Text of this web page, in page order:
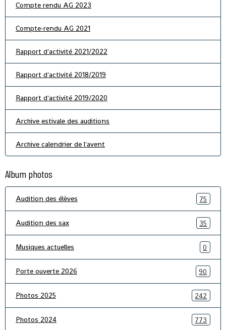
Compte rendu AG 2023
Compte-rendu AG 2021
Rapport d'activité 2021/2022
Rapport d'activité 2018/2019
Rapport d'activité 2019/2020
Archive estivale des auditions
Archive calendrier de l'avent
Album photos
Audition des élèves 75
Audition des sax 35
Musiques actuelles 0
Porte ouverte 2026 90
Photos 2025 242
Photos 2024 773